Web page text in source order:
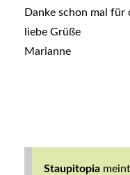
Danke schon mal
liebe Grüße
Marianne
Staupitopia meint